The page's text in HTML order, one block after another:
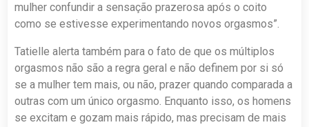
mulher confundir a sensação prazerosa após o coito
como se estivesse experimentando novos orgasmos”.
Tatielle alerta também para o fato de que os múltiplos
orgasmos não são a regra geral e não definem por si só
se a mulher tem mais, ou não, prazer quando comparada a
outras com um único orgasmo. Enquanto isso, os homens
se excitam e gozam mais rápido, mas precisam de mais